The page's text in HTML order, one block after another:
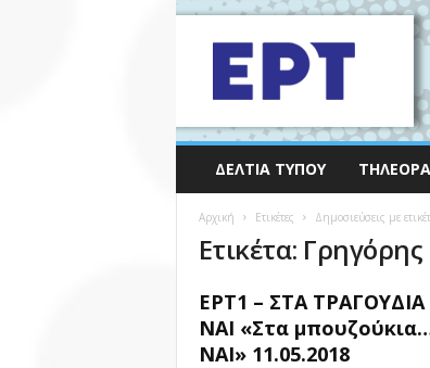
ΔΕΛΤΊΑ ΤΎΠΟΥ
Αρχική Ετικέτες Δημοσιεύσεις με
Ετικέτα:
ΕΡΤ1 – ΣΤΑ
ΝΑΙ «Στα
ΝΑΙ» 11.05.2018